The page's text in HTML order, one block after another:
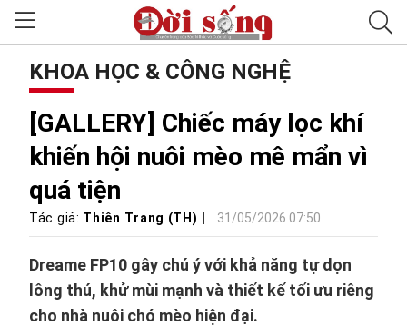
KHOA HỌC & CÔNG NGHỆ
[GALLERY] Chiếc máy lọc khí
khiến hội nuôi mèo mê mẩn vì
quá tiện
Tác giả: Thiên Trang (TH) 31/05/2026 07:50
Dreame FP10 gây chú ý với khả năng tự dọn
lông thú, khử mùi mạnh và thiết kế tối ưu riêng
cho nhà nuôi chó mèo hiện đại.